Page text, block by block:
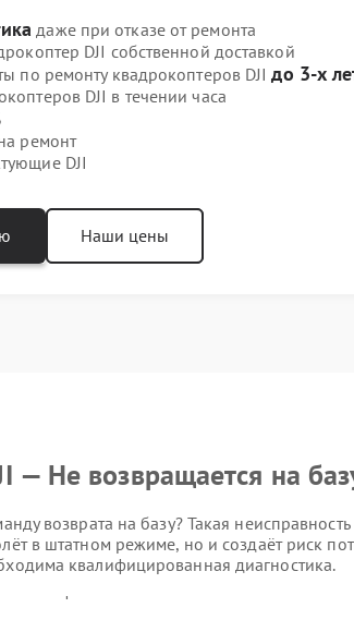
даже при отказе от ремонта
DJI собственной доставкой
по ремонту квадрокоптеров DJIдо 3-х
DJI в течении часа
ремонт
DJI
Наши цены
— Не возвращается на
возврата на базу? Такая
в штатном режиме, но и создаёт риск
квалифицированная диагностика.
функции возврата: